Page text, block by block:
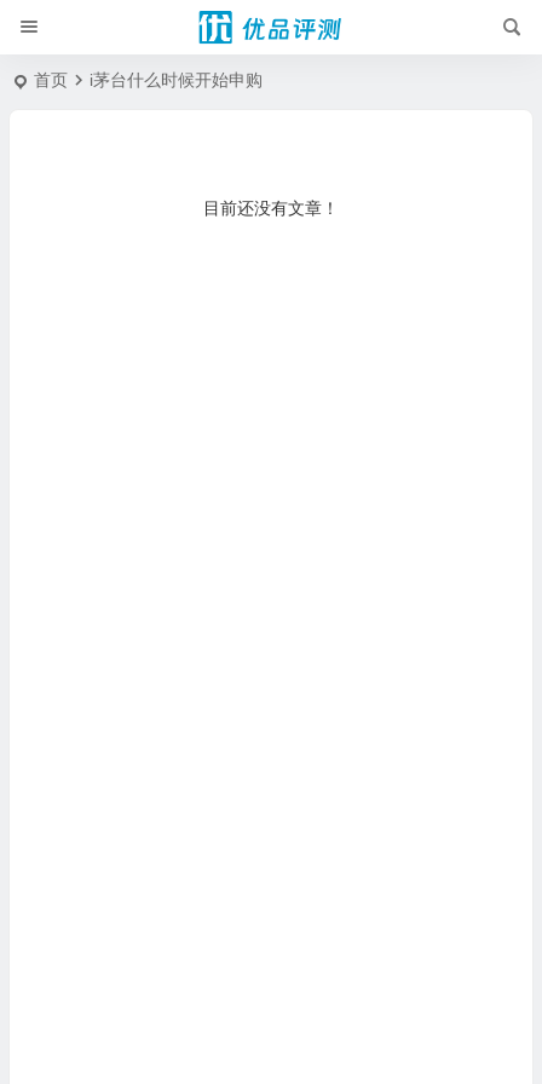
首页 i茅台什么时候开始申购
目前还没有文章！